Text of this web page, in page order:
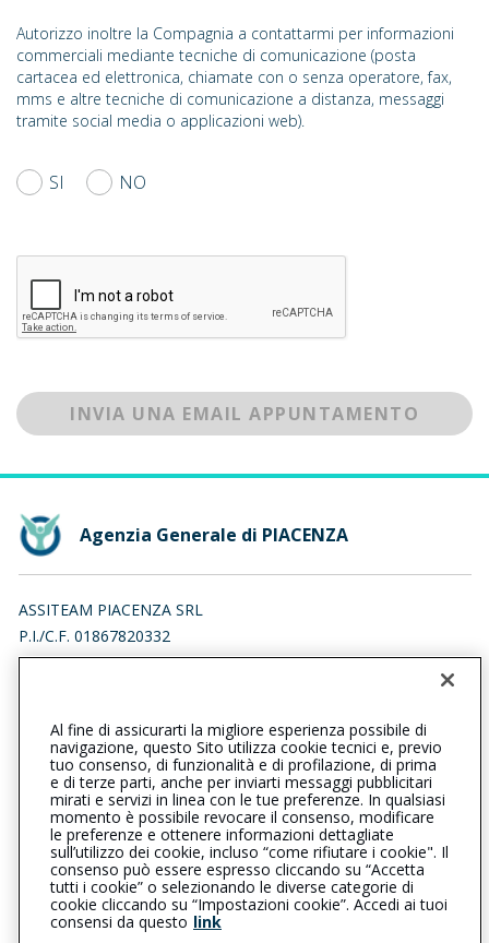
Autorizzo inoltre la Compagnia a contattarmi per informazioni
commerciali mediante tecniche di comunicazione (posta
cartacea ed elettronica, chiamate con o senza operatore, fax,
mms e altre tecniche di comunicazione a distanza, messaggi
tramite social media o applicazioni web).
SI NO
INVIA UNA EMAIL APPUNTAMENTO
Agenzia Generale di PIACENZA
ASSITEAM PIACENZA SRL
P.I./C.F. 01867820332
VIA EMILIA PAVESE 132, 29121 PIACENZA (PC)
0523320264 0523320265
piacenza@cattolica.it
assiteampiacenzasrl@pec.it
L’intermediario è soggetto al controllo dell’IVASS. Consulta il
Registro RUI al seguentelink
Al fine di assicurarti la migliore esperienza possibile di
navigazione, questo Sito utilizza cookie tecnici e, previo
tuo consenso, di funzionalità e di profilazione, di prima
e di terze parti, anche per inviarti messaggi pubblicitari
mirati e servizi in linea con le tue preferenze. In qualsiasi
momento è possibile revocare il consenso, modificare
le preferenze e ottenere informazioni dettagliate
sull’utilizzo dei cookie, incluso “come rifiutare i cookie". Il
consenso può essere espresso cliccando su “Accetta
tutti i cookie” o selezionando le diverse categorie di
cookie cliccando su “Impostazioni cookie”. Accedi ai tuoi
consensi da questo link